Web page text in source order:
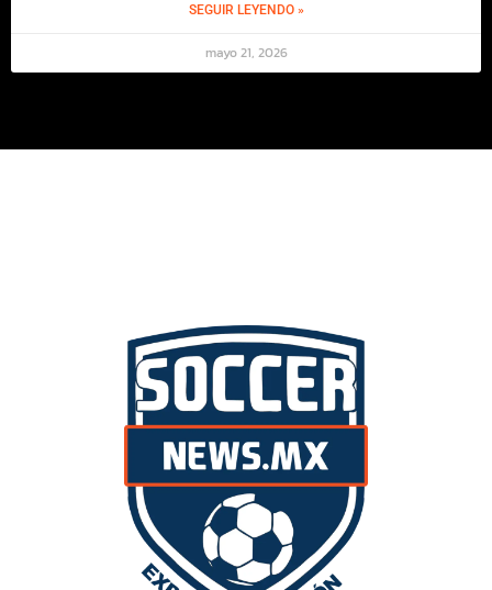
SEGUIR LEYENDO »
mayo 21, 2026